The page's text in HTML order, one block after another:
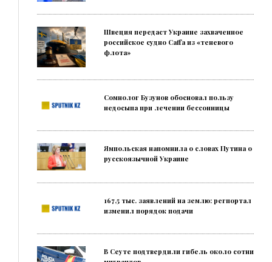
Швеция передаст Украине захваченное
российское судно Caffa из «теневого
флота»
Сомнолог Бузунов обосновал пользу
недосыпа при лечении бессонницы
Ямпольская напомнила о словах Путина о
русскоязычной Украине
167,5 тыс. заявлений на землю: регпортал
изменил порядок подачи
В Сеуте подтвердили гибель около сотни